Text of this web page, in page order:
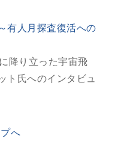
有人月探査復活への
降り立った宇宙飛
ト氏へのインタビュ
へ